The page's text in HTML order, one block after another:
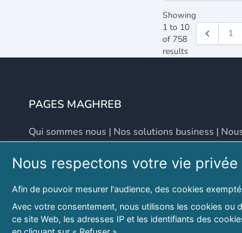
Showing
1 to 10
of 758
results
1
PAGES MAGHREB
Qui sommes nous | Nos solutions business |
Adresse
46 LOT. PETITE PROVENCE SIDI YAHIA
Email
Nous respectons votre vie privée
Afin de pouvoir mesurer l'audience, des cookies
Avec votre consentement, nous utilisons les cookies ou
ce site Web, les adresses IP et les identifiants des